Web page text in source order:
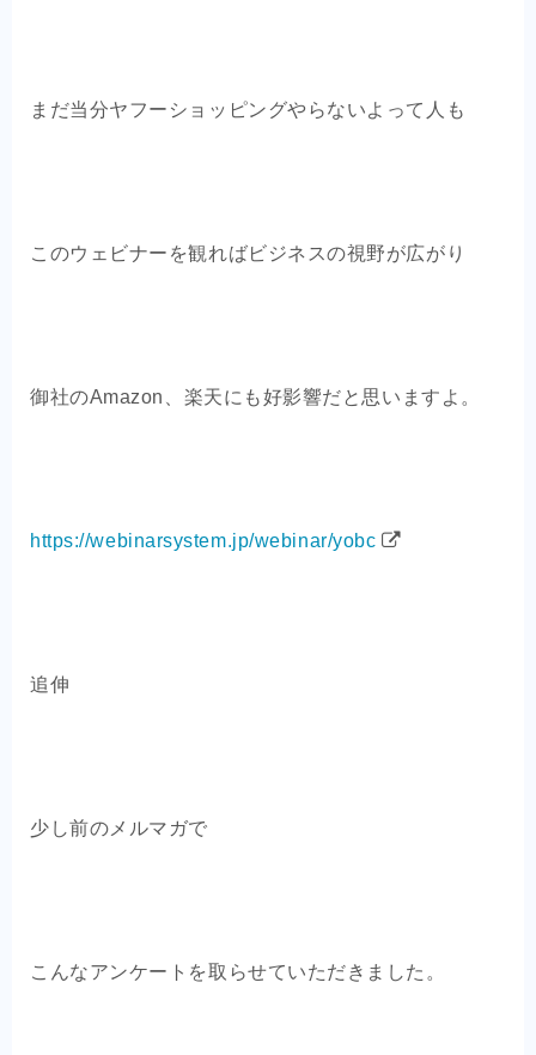
まだ当分ヤフーショッピングやらないよって人も
このウェビナーを観ればビジネスの視野が広がり
御社のAmazon、楽天にも好影響だと思いますよ。
https://webinarsystem.jp/webinar/yobc
追伸
少し前のメルマガで
こんなアンケートを取らせていただきました。